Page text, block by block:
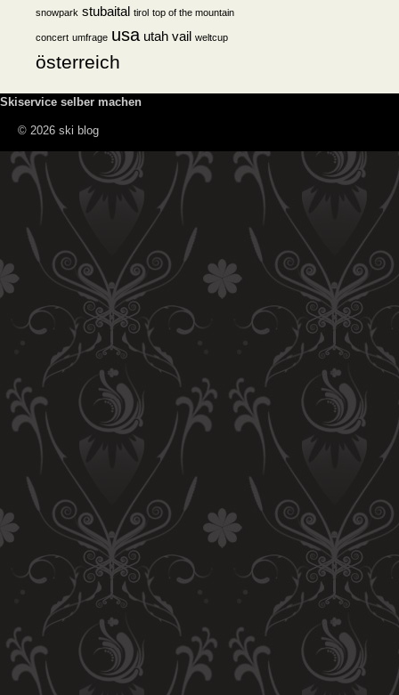
snowpark stubaital tirol top of the mountain
concert umfrage usa utah vail weltcup
österreich
Skiservice selber machen
© 2026 ski blog